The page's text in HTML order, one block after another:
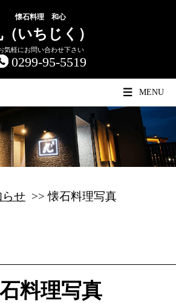
懐石料理 和心
（いちじく）
気軽にお問い合わせ下さい
0299-95-5519
MENU
らせ >> 懐石料理写真
料理写真